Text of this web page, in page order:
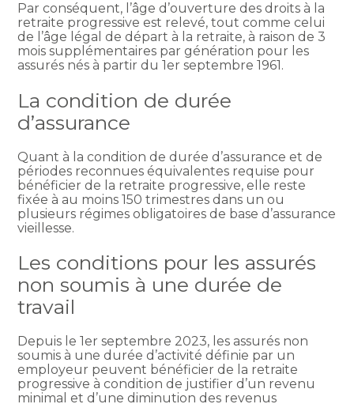
Par conséquent, l’âge d’ouverture des droits à la
retraite progressive est relevé, tout comme celui
de l’âge légal de départ à la retraite, à raison de 3
mois supplémentaires par génération pour les
assurés nés à partir du 1er septembre 1961.
La condition de durée
d’assurance
Quant à la condition de durée d’assurance et de
périodes reconnues équivalentes requise pour
bénéficier de la retraite progressive, elle reste
fixée à au moins 150 trimestres dans un ou
plusieurs régimes obligatoires de base d’assurance
vieillesse.
Les conditions pour les assurés
non soumis à une durée de
travail
Depuis le 1er septembre 2023, les assurés non
soumis à une durée d’activité définie par un
employeur peuvent bénéficier de la retraite
progressive à condition de justifier d’un revenu
minimal et d’une diminution des revenus